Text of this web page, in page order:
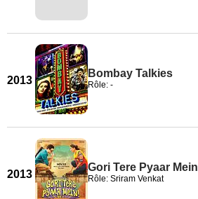
2013
Bombay Talkies
Rôle: -
2013
Gori Tere Pyaar Mein
Rôle: Sriram Venkat